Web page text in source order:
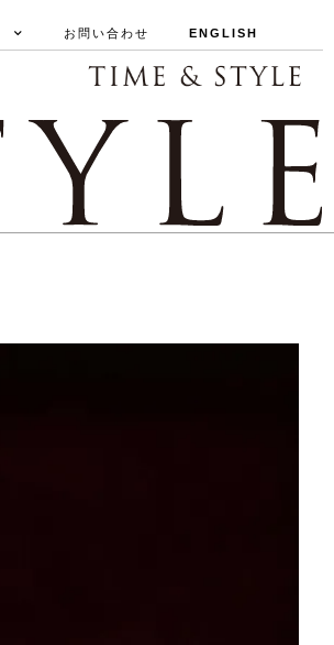
お問い合わせ ENGLISH